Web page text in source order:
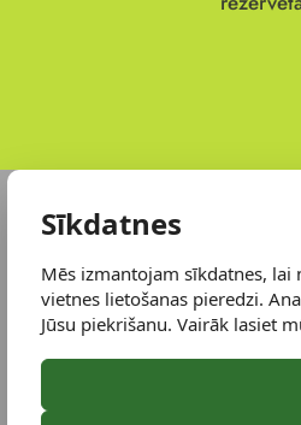
Sīkdatnes
Mēs izmantojam sīkdatnes,
vietnes lietošanas pieredzi.
Jūsu piekrišanu. Vairāk lasiet